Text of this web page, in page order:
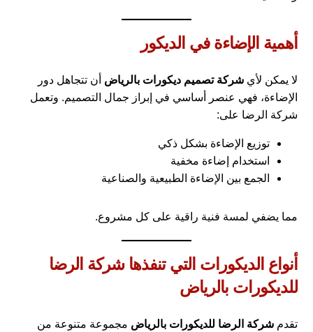
أهمية الإضاءة في الديكور
لا يمكن لأيشركة تصميم ديكورات بالرياض أن تتجاهل دور
الإضاءة، فهي عنصر أساسي في إبراز جمال التصميم. وتعمل
شركة الرضا على:
توزيع الإضاءة بشكل ذكي
استخدام إضاءة مخفية
الجمع بين الإضاءة الطبيعية والصناعية
مما يضفي لمسة فنية راقية على كل مشروع.
أنواع الديكورات التي تنفذها شركة الرضا
للديكورات بالرياض
تقدمشركة الرضا للديكورات بالرياض مجموعة متنوعة من